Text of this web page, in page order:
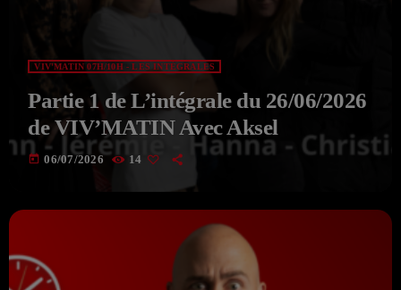
VIV'MATIN 07H/10H - LES INTÉGRALES
Partie 1 de L’intégrale du 26/06/2026
de VIV’MATIN Avec Aksel
today 06/07/2026 14